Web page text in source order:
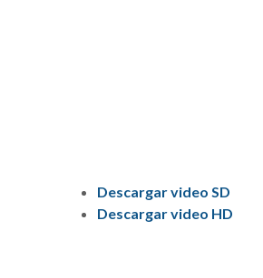
Descargar video SD
Descargar video HD